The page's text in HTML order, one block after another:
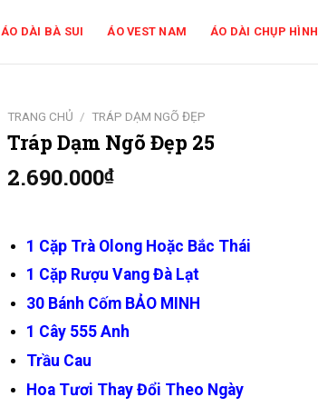
ÁO DÀI BÀ SUI ÁO VEST NAM ÁO DÀI CHỤP HÌNH
TRANG CHỦ / TRÁP DẠM NGÕ ĐẸP
Tráp Dạm Ngõ Đẹp 25
2.690.000₫
1 Cặp Trà Olong Hoặc Bắc Thái
1 Cặp Rượu Vang Đà Lạt
30 Bánh Cốm BẢO MINH
1 Cây 555 Anh
Trầu Cau
Hoa Tươi Thay Đổi Theo Ngày